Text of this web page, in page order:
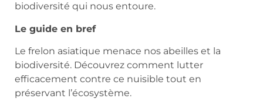
biodiversité qui nous entoure.
Le guide en bref
Le frelon asiatique menace nos abeilles et la
biodiversité. Découvrez comment lutter
efficacement contre ce nuisible tout en
préservant l’écosystème.